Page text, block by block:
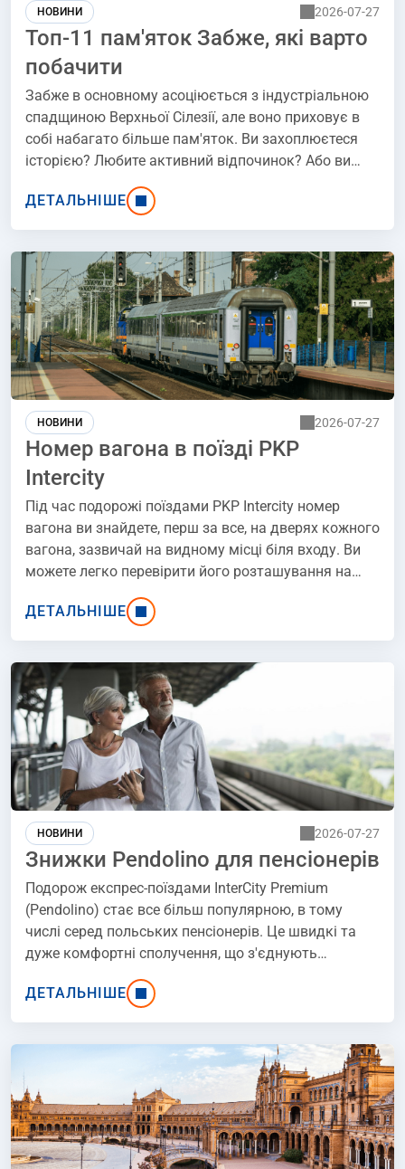
НОВИНИ 2026-07-27
Топ-11 пам'яток Забже, які варто
побачити
Забже в основному асоціюється з індустріальною
спадщиною Верхньої Сілезії, але воно приховує в
собі набагато більше пам'яток. Ви захоплюєтеся
історією? Любите активний відпочинок? Або ви
шукаєте цікаві атракції для всієї родини? Це місто
вас точно не розчарує. Приготуйтеся до
незабутньої подорожі - ось цікаві місця в Забже.
ДЕТАЛЬНІШЕ
НОВИНИ 2026-07-27
Номер вагона в поїзді PKP
Intercity
Під час подорожі поїздами PKP Intercity номер
вагона ви знайдете, перш за все, на дверях кожного
вагона, зазвичай на видному місці біля входу. Ви
можете легко перевірити його розташування на
інформаційних табло, встановлених на платформі,
або почути в голосових оголошеннях перед
відправленням поїзда. Ось кілька практичних
способів, які допоможуть вам легко знайти номер
свого вагона і безперешкодно сісти в поїзд.
ДЕТАЛЬНІШЕ
НОВИНИ 2026-07-27
Знижки Pendolino для пенсіонерів
Подорож експрес-поїздами InterCity Premium
(Pendolino) стає все більш популярною, в тому
числі серед польських пенсіонерів. Це швидкі та
дуже комфортні сполучення, що з'єднують
найбільші міста країни, які цінуються, перш за все,
за зручність та економію часу. Однак, багато
людей похилого віку все ще цікавляться, чи діють
знижки для пенсіонерів на поїзди Pendolino. У цій
статті ми розглянемо знижки, доступні для цієї
вікової групи, а також дамо вам поради про те, як і
де найзручніше бронювати поїздки. Якщо вас
зацікавила тема "Pendolino - знижки для
пенсіонерів", будь ласка, читайте далі!
ДЕТАЛЬНІШЕ